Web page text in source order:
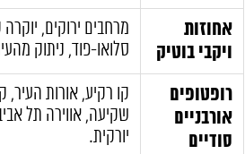
אחוזות
ויקבי בוטיק
מרחבים ירוקים,
סלואו-פוד, ניתוק
רופטופים
אורבניים
סודיים
קו רקיע, אורות העיר,
שקיעה, אווירה תל
יורקית.